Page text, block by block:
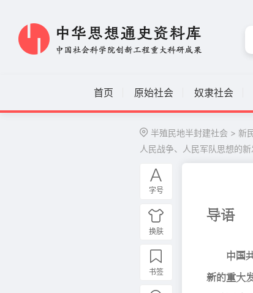
首页 原始社会 奴隶社会
半殖民地半封建社会 > 新
人民战争、人民军队思想的
字号
换肤
书签
慯鏭
阦鮤
溟鐗操渊